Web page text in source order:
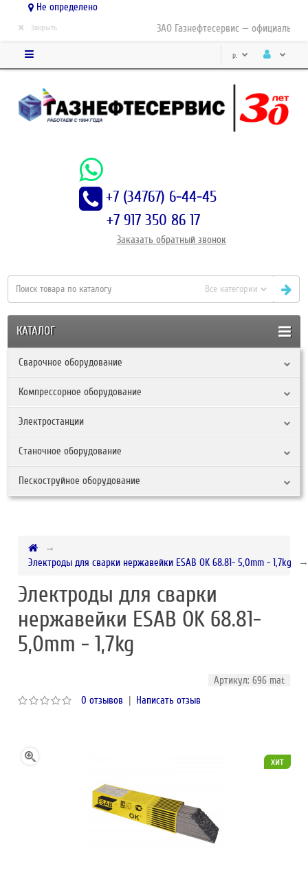
Не определено
ЗАО Газнефтесервис — официальный
× Закрыть
р.
+7 (34767) 6-44-45
+7 917 350 86 17
Заказать обратный звонок
Все категории
КАТАЛОГ
Сварочное оборудование
Компрессорное оборудование
Электростанции
Станочное оборудование
Пескоструйное оборудование
Электроды для сварки нержавейки ESAB OK 68.81- 5,0mm - 1,7kg
Электроды для сварки
нержавейки ESAB OK 68.81-
5,0mm - 1,7kg
Артикул: 696 mat
0 отзывов | Написать отзыв
хит